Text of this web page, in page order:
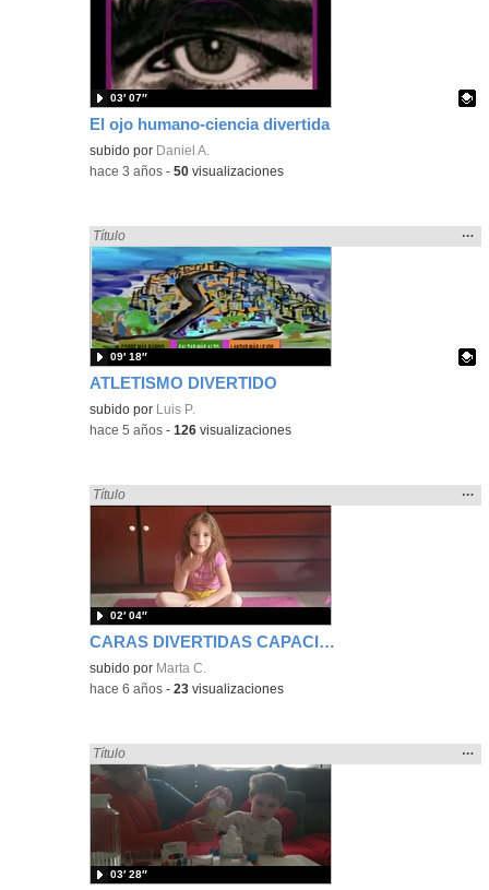
El ojo humano-ciencia divertida
Contenido educativo.
subido por Daniel A.
03′ 07″
-hace 3 años -50 visualizaciones
ATLETISMO DIVERTIDO
Encontrado «divertidos» en:
Título
la
…
Contenido educativo.
subido por Luis P.
09′ 18″
-hace 5 años -126 visualizaciones
CARAS DIVERTIDAS CAPACIDA DE HACER SONREÍR
Encontrado «divertidos» en:
Título
la
…
subido por Marta C.
02′ 04″
-hace 6 años -23 visualizaciones
Encontrado «divertidos» en:
Título
la
…
03′ 28″